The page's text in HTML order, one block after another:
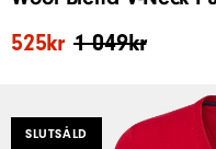
1 049kr
525kr
SLUTSÅLD